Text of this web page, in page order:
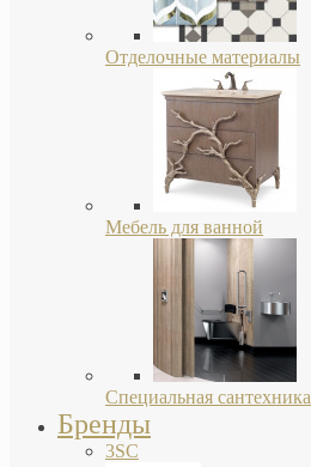
Отделочные материалы
Мебель для ванной
Специальная сантехника
Бренды
3SC